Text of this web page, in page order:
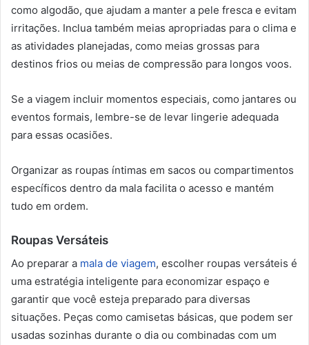
como algodão, que ajudam a manter a pele fresca e evitam
irritações. Inclua também meias apropriadas para o clima e
as atividades planejadas, como meias grossas para
destinos frios ou meias de compressão para longos voos.
Se a viagem incluir momentos especiais, como jantares ou
eventos formais, lembre-se de levar lingerie adequada
para essas ocasiões.
Organizar as roupas íntimas em sacos ou compartimentos
específicos dentro da mala facilita o acesso e mantém
tudo em ordem.
Roupas Versáteis
Ao preparar a mala de viagem, escolher roupas versáteis é
uma estratégia inteligente para economizar espaço e
garantir que você esteja preparado para diversas
situações. Peças como camisetas básicas, que podem ser
usadas sozinhas durante o dia ou combinadas com um